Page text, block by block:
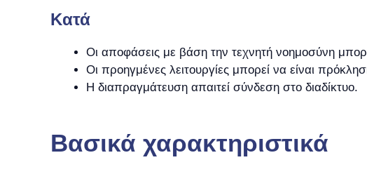
Kατά
Οι αποφάσεις με βάση την τεχνητή νοημοσύνη
Οι προηγμένες λειτουργίες μπορεί να είναι
Η διαπραγμάτευση απαιτεί σύνδεση στο διαδίκτυο.
Βασικά χαρακτηριστικά